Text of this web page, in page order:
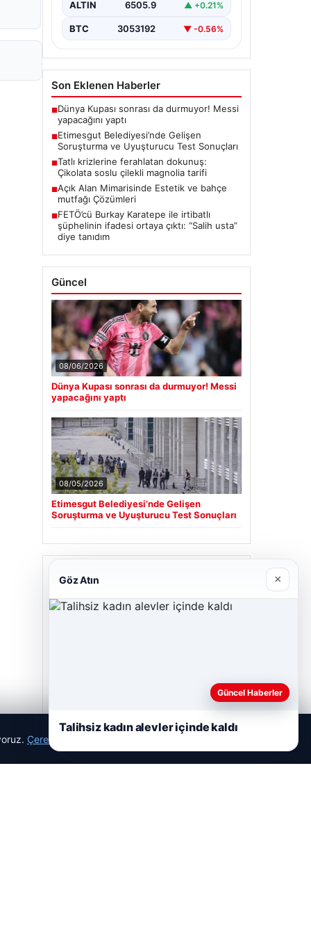
seriyor. Soruşturma kapsamında,…
ALTIN 6505.9 ▲ +0.21%
BTC 3053192 ▼ -0.56%
Son Eklenen Haberler
■Dünya Kupası sonrası da durmuyor! Messi
yapacağını yaptı
■Etimesgut Belediyesi’nde Gelişen
Soruşturma ve Uyuşturucu Test Sonuçları
■Tatlı krizlerine ferahlatan dokunuş:
Çikolata soslu çilekli magnolia tarifi
■Açık Alan Mimarisinde Estetik ve bahçe
mutfağı Çözümleri
■FETÖ’cü Burkay Karatepe ile irtibatlı
şüphelinin ifadesi ortaya çıktı: “Salih usta”
diye tanıdım
Güncel
08/06/2026
Dünya Kupası sonrası da durmuyor! Messi
yapacağını yaptı
08/05/2026
Etimesgut Belediyesi’nde Gelişen
Soruşturma ve Uyuşturucu Test Sonuçları
Çerez Politikamız
Göz Atın ×
Güncel Haberler
Talihsiz kadın alevler içinde kaldı